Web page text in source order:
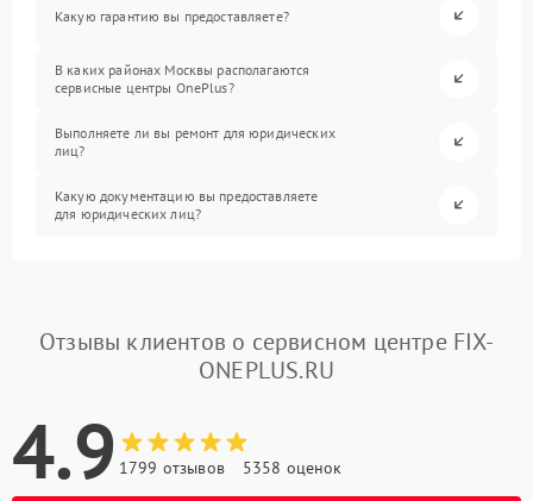
Какую гарантию вы предоставляете?
В каких районах Москвы располагаются
сервисные центры OnePlus?
Выполняете ли вы ремонт для юридических
лиц?
Какую документацию вы предоставляете
для юридических лиц?
Отзывы клиентов о сервисном центре FIX-
ONEPLUS.RU
4.9 1799 отзывов 5358 оценок